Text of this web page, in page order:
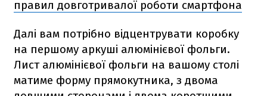
правил довготривалої роботи смартфона
Далі вам потрібно відцентрувати коробку
на першому аркуші алюмінієвої фольги.
Лист алюмінієвої фольги на вашому столі
матиме форму прямокутника, з двома